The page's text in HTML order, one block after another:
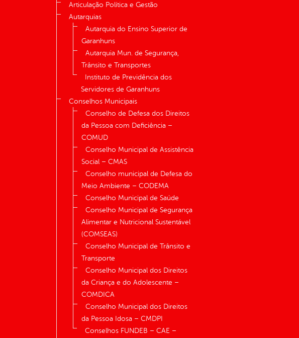
Articulação Política e Gestão
Autarquias
Autarquia do Ensino Superior de
Garanhuns
Autarquia Mun. de Segurança,
Trânsito e Transportes
Instituto de Previdência dos
Servidores de Garanhuns
Conselhos Municipais
Conselho de Defesa dos Direitos
da Pessoa com Deficiência –
COMUD
Conselho Municipal de Assistência
Social – CMAS
Conselho municipal de Defesa do
Meio Ambiente – CODEMA
Conselho Municipal de Saúde
Conselho Municipal de Segurança
Alimentar e Nutricional Sustentável
(COMSEAS)
Conselho Municipal de Trânsito e
Transporte
Conselho Municipal dos Direitos
da Criança e do Adolescente –
COMDICA
Conselho Municipal dos Direitos
da Pessoa Idosa – CMDPI
Conselhos FUNDEB – CAE –